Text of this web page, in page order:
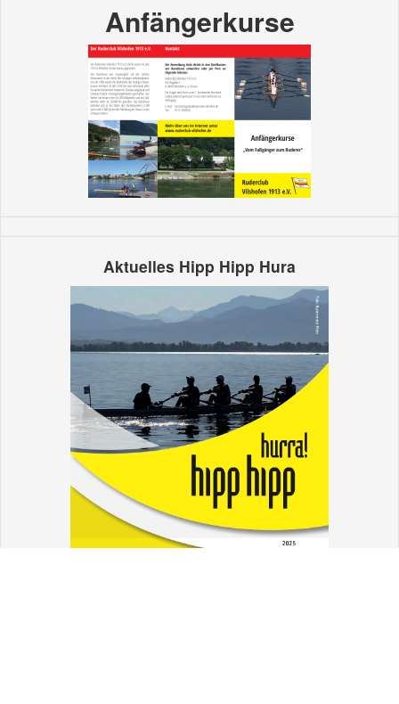
Anfängerkurse
Aktuelles Hipp Hipp Hura